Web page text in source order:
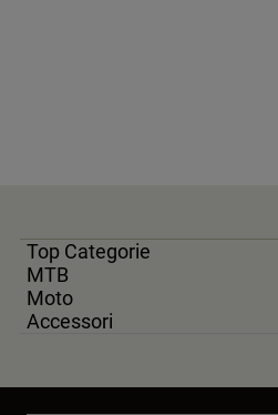
Top Categorie
MTB
Moto
Accessori